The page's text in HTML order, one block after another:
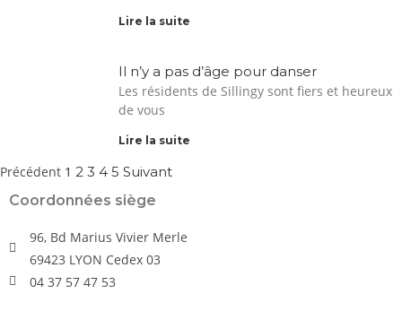
Lire la suite
Il n’y a pas d’âge pour danser
Les résidents de Sillingy sont fiers et heureux
de vous
Lire la suite
Précédent 1 2 3 4 5 Suivant
Coordonnées siège
96, Bd Marius Vivier Merle
69423 LYON Cedex 03
04 37 57 47 53